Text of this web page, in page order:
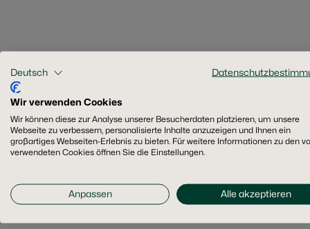
Deutsch
Wir verwenden Cookies
Wir können diese zur Analyse unserer Besucherdaten platzieren, um unsere
Webseite zu verbessern, personalisierte Inhalte anzuzeigen und Ihnen ein
großartiges Webseiten-Erlebnis zu bieten. Für weitere Informationen zu den
verwendeten Cookies öffnen Sie die Einstellungen.
Anpassen Alle akzeptieren